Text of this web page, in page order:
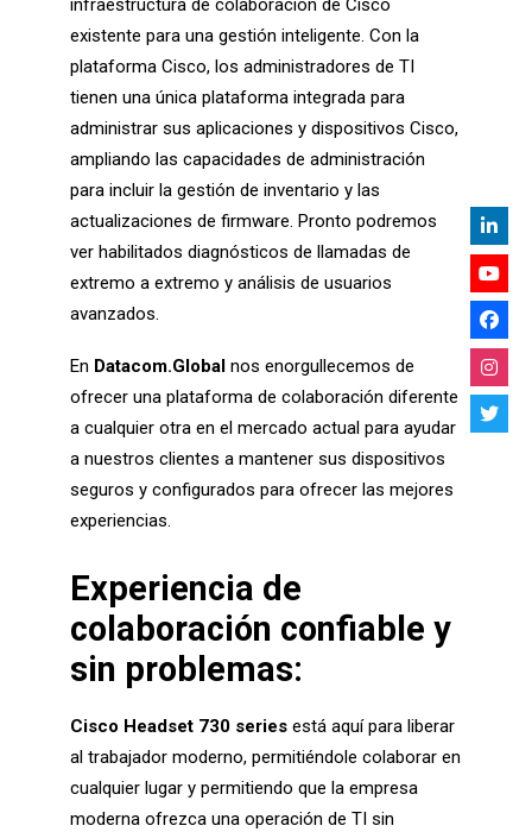
infraestructura de colaboración de Cisco
existente para una gestión inteligente. Con la
plataforma Cisco, los administradores de TI
tienen una única plataforma integrada para
administrar sus aplicaciones y dispositivos Cisco,
ampliando las capacidades de administración
para incluir la gestión de inventario y las
actualizaciones de firmware. Pronto podremos
ver habilitados diagnósticos de llamadas de
extremo a extremo y análisis de usuarios
avanzados.
En Datacom.Globalnos enorgullecemos de
ofrecer una plataforma de colaboración diferente
a cualquier otra en el mercado actual para ayudar
a nuestros clientes a mantener sus dispositivos
seguros y configurados para ofrecer las mejores
experiencias.
Experiencia de
colaboración confiable y
sin problemas:
Cisco Headset 730 seriesestá aquí para liberar
al trabajador moderno, permitiéndole colaborar en
cualquier lugar y permitiendo que la empresa
moderna ofrezca una operación de TI sin